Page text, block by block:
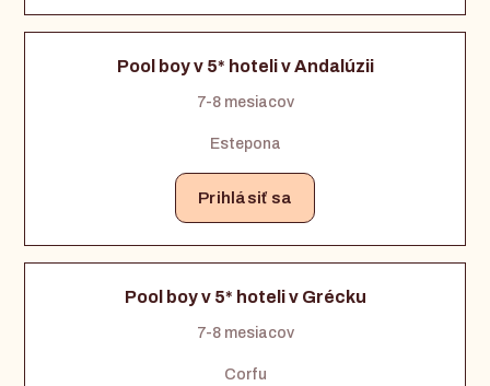
Pool boy v 5* hoteli v Andalúzii
7-8 mesiacov
Estepona
Prihlásiť sa
Pool boy v 5* hoteli v Grécku
7-8 mesiacov
Corfu